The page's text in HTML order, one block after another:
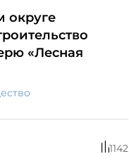
округе
«Лесная
1142